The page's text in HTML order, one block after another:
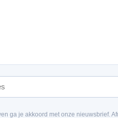
ga je akkoord met onze nieuwsbrief.